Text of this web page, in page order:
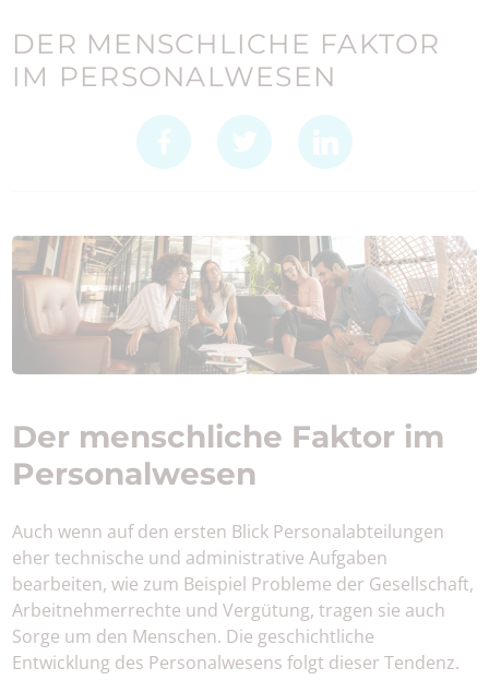
DER MENSCHLICHE FAKTOR
IM PERSONALWESEN
Der menschliche Faktor im
Personalwesen
Auch wenn auf den ersten Blick Personalabteilungen
eher technische und administrative Aufgaben
bearbeiten, wie zum Beispiel Probleme der Gesellschaft,
Arbeitnehmerrechte und Vergütung, tragen sie auch
Sorge um den Menschen. Die geschichtliche
Entwicklung des Personalwesens folgt dieser Tendenz.